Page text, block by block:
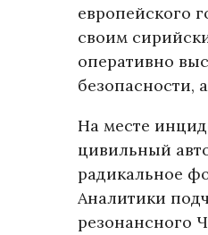
европейского
своим
оперативно
безопасности,
На месте
цивильный
радикальное
Аналитики
резонансного